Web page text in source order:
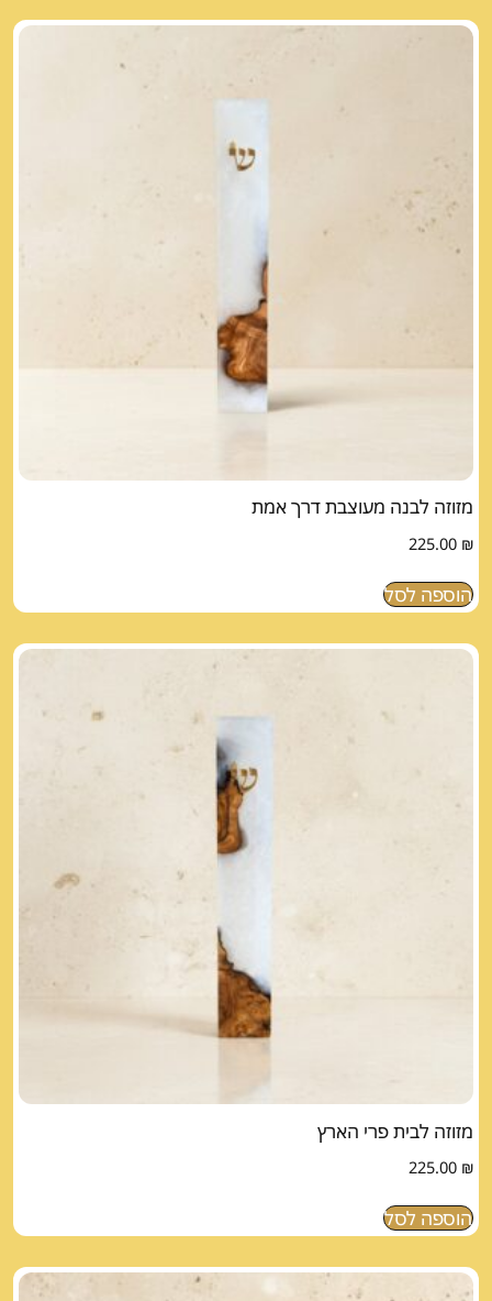
מזוזה לבנה מעוצבת דרך אמת
225.00 ₪
הוספה לסל
מזוזה לבית פרי הארץ
225.00 ₪
הוספה לסל